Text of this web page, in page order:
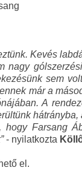
Kevés
nagy
sem
már a
A
Farsang
”- nyilatkozta
el.